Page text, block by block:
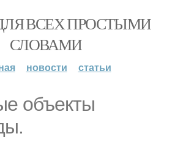
ВСЕХ ПРОСТЫМИ
СЛОВАМИ
новости статьи
объекты